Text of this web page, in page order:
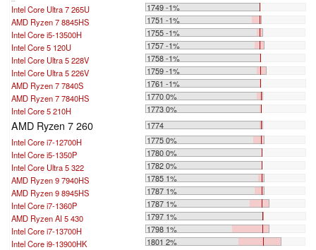
Intel Core Ultra 7 265U
1749 -1%
AMD Ryzen 7 8845HS
1751 -1%
Intel Core i5-13500H
1755 -1%
Intel Core 5 120U
1757 -1%
Intel Core Ultra 5 228V
1758 -1%
Intel Core Ultra 5 226V
1759 -1%
AMD Ryzen 7 7840S
1761 -1%
AMD Ryzen 7 7840HS
1770 0%
Intel Core 5 210H
1773 0%
AMD Ryzen 7 260
1774
Intel Core i7-12700H
1775 0%
Intel Core i5-1350P
1780 0%
Intel Core Ultra 5 322
1782 0%
AMD Ryzen 9 7940HS
1785 1%
AMD Ryzen 9 8945HS
1787 1%
Intel Core i7-1360P
1787 1%
AMD Ryzen AI 5 430
1797 1%
Intel Core i7-13700H
1798 1%
Intel Core i9-13900HK
1801 2%